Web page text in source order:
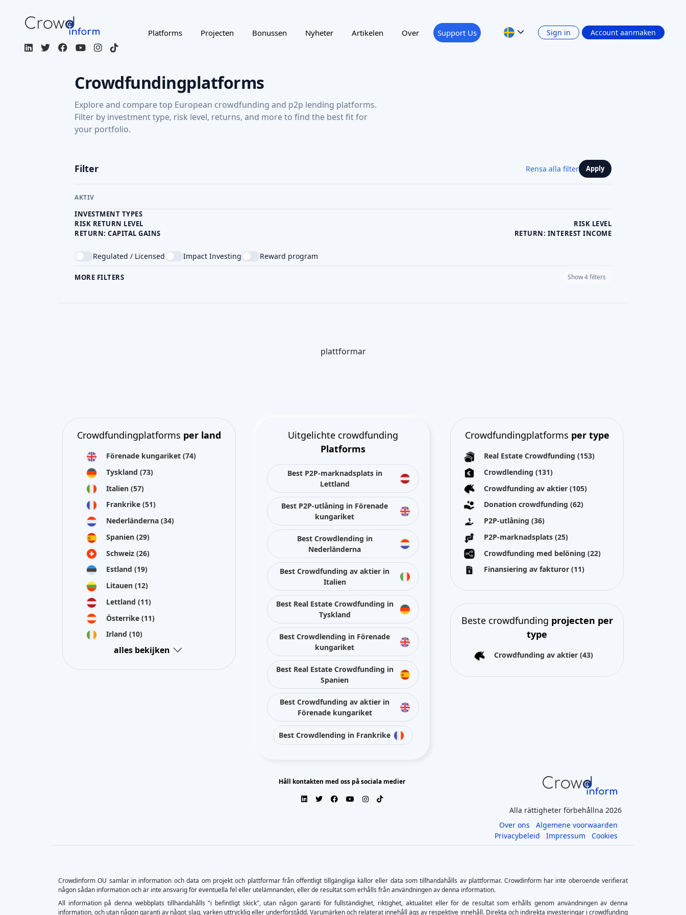
Platforms Projecten Bonussen Nyheter Artikelen Over Support Us Sign in Account aanmaken
Crowdfundingplatforms
Explore and compare top European crowdfunding and p2p lending platforms.
Filter by investment type, risk level, returns, and more to find the best fit for
your portfolio.
Filter Rensa alla filter Apply
AKTIV
INVESTMENT TYPES
RISK RETURN LEVEL
RISK LEVEL
RETURN: CAPITAL GAINS
RETURN: INTEREST INCOME
Regulated / Licensed Impact Investing Reward program
MORE FILTERS Show 4 filters
plattformar
Crowdfundingplatforms per land
Förenade kungariket (74)
Tyskland (73)
Italien (57)
Frankrike (51)
Nederländerna (34)
Spanien (29)
Schweiz (26)
Estland (19)
Litauen (12)
Lettland (11)
Österrike (11)
Irland (10)
alles bekijken
Uitgelichte crowdfunding
Platforms
Best P2P-marknadsplats in
Lettland
Best P2P-utlåning in Förenade
kungariket
Best Crowdlending in
Nederländerna
Best Crowdfunding av aktier in
Italien
Best Real Estate Crowdfunding in
Tyskland
Best Crowdlending in Förenade
kungariket
Best Real Estate Crowdfunding in
Spanien
Best Crowdfunding av aktier in
Förenade kungariket
Best Crowdlending in Frankrike
Crowdfundingplatforms per type
Real Estate Crowdfunding (153)
Crowdlending (131)
Crowdfunding av aktier (105)
Donation crowdfunding (62)
P2P-utlåning (36)
P2P-marknadsplats (25)
Crowdfunding med belöning (22)
Finansiering av fakturor (11)
Beste crowdfunding projecten per
type
Crowdfunding av aktier (43)
Håll kontakten med oss på sociala medier
Alla rättigheter förbehållna 2026
Over ons
Algemene voorwaarden
Privacybeleid
Impressum Cookies
Crowdinform OU samlar in information och data om projekt och plattformar från offentligt tillgängliga källor eller data som tillhandahålls av plattformar. Crowdinform har inte oberoende verifierat
någon sådan information och är inte ansvarig för eventuella fel eller utelämnanden, eller de resultat som erhålls från användningen av denna information.
All information på denna webbplats tillhandahålls "i befintligt skick", utan någon garanti för fullständighet, riktighet, aktualitet eller för de resultat som erhålls genom användningen av denna
information, och utan någon garanti av något slag, varken uttrycklig eller underförstådd. Varumärken och relaterat innehåll ägs av respektive innehåll. Direkta och indirekta investeringar i crowdfunding